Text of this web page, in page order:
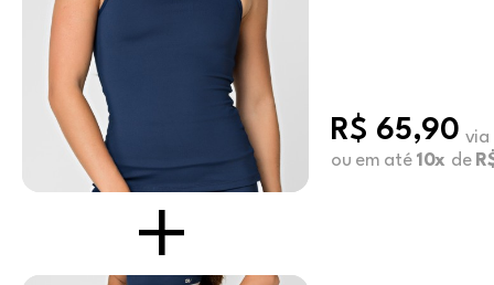
R$ 65,90 via
ou em até 10x de